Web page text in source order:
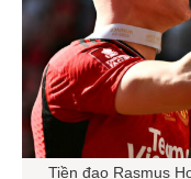
Tiền đạo Rasmus